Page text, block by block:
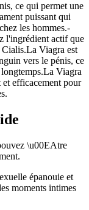
ce qui permet une
puissant qui
les hommes.-
l'ingrédient actif que
Cialis.La Viagra est
vers le pénis, ce
Viagra
efficacement pour
\u00EAtre
épanouie et
moments intimes